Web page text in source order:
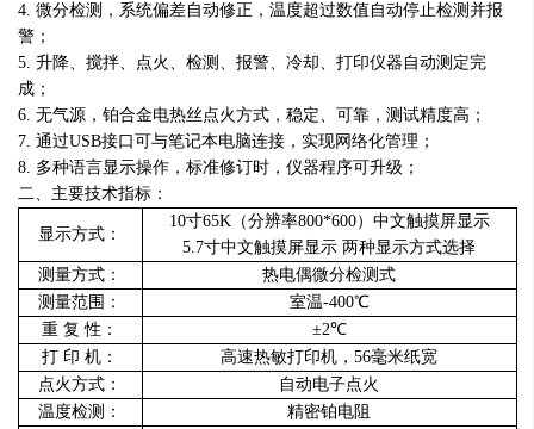
4. 微分检测，系统偏差自动修正，温度超过数值自动停止检测并报
警；
5. 升降、搅拌、点火、检测、报警、冷却、打印仪器自动测定完
成；
6. 无气源，铂合金电热丝点火方式，稳定、可靠，测试精度高；
7. 通过USB接口可与笔记本电脑连接，实现网络化管理；
8. 多种语言显示操作，标准修订时，仪器程序可升级；
二、主要技术指标：
显示方式：
10寸65K（分辨率800*600）中文触摸屏显示
5.7寸中文触摸屏显示 两种显示方式选择
测量方式：
热电偶微分检测式
测量范围：
室温-400℃
重 复 性：
±2℃
打 印 机：
高速热敏打印机，56毫米纸宽
点火方式：
自动电子点火
温度检测：
精密铂电阻